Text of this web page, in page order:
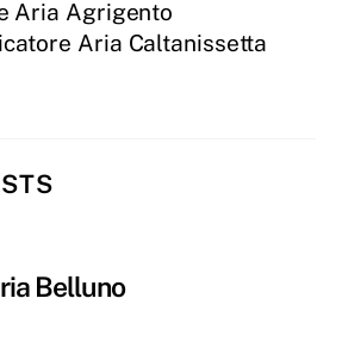
Aria Agrigento
Aria Caltanissetta
Belluno